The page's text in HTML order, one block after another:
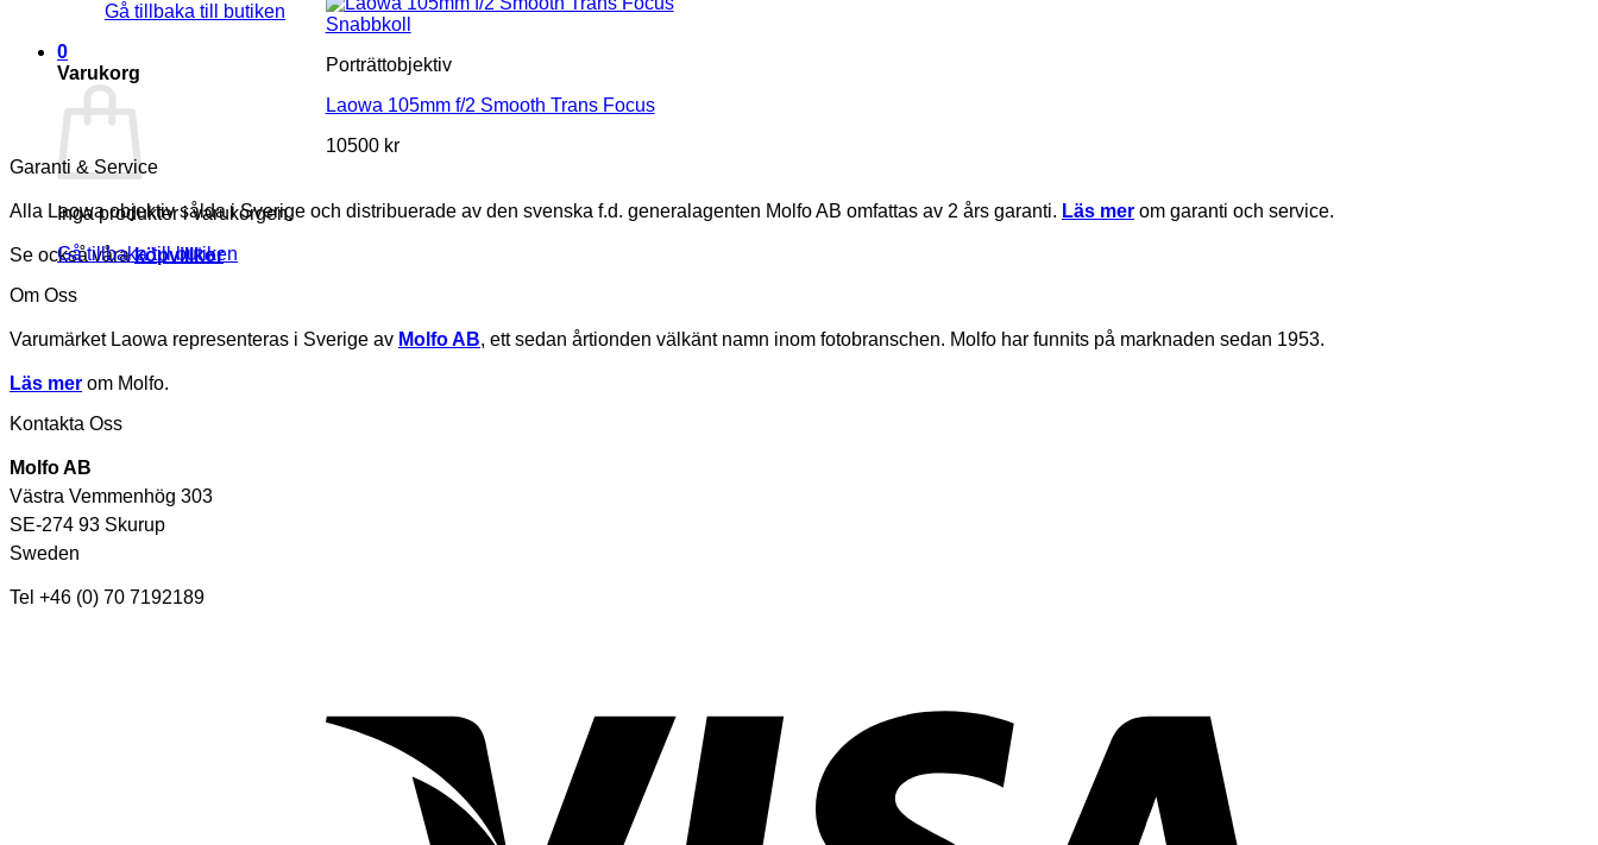
Gå tillbaka till butiken
0
Varukorg
Inga produkter i varukorgen.
Gå tillbaka till butiken
Snabbkoll
Porträttobjektiv
Laowa 105mm f/2 Smooth Trans Focus
10500 kr
Garanti & Service
Alla Laowa objektiv sålda i Sverige och distribuerade av den svenska f.d. generalagenten Molfo AB omfattas av 2 års garanti. Läs mer om garanti och service.
Se också våraköpvillkor
Om Oss
Varumärket Laowa representeras i Sverige av Molfo AB, ett sedan årtionden välkänt namn inom fotobranschen. Molfo har funnits på marknaden sedan 1953.
Läs mer om Molfo.
Kontakta Oss
Molfo AB
Västra Vemmenhög 303
SE-274 93 Skurup
Sweden
Tel +46 (0) 70 7192189